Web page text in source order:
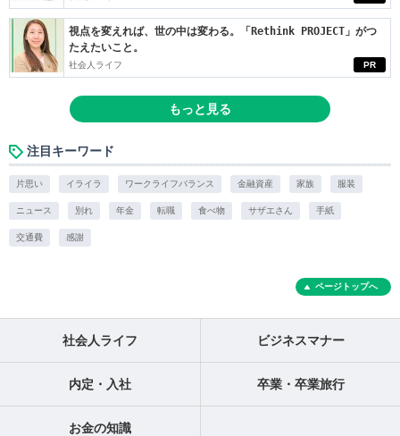
PR
視点を変えれば、世の中は変わる。「Rethink PROJECT」がつ
たえたいこと。
社会人ライフ
もっと見る
注目キーワード
片思い イライラ ワークライフバランス 金融資産 家族 服装
ニュース 別れ 年金 転職 食べ物 サザエさん 手紙
交通費 感謝
ページトップへ
社会人ライフ ビジネスマナー
内定・入社 卒業・卒業旅行
お金の知識